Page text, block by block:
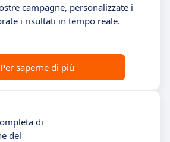
campagne, personalizzate i
i risultati in tempo reale.
Per saperne di più
di
del